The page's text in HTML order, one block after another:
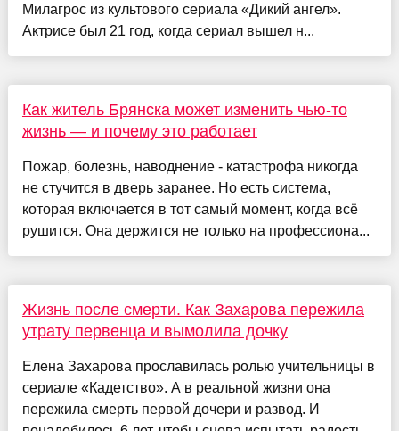
Милагрос из культового сериала «Дикий ангел».
Актрисе был 21 год, когда сериал вышел н...
Как житель Брянска может изменить чью-то
жизнь — и почему это работает
Пожар, болезнь, наводнение - катастрофа никогда
не стучится в дверь заранее. Но есть система,
которая включается в тот самый момент, когда всё
рушится. Она держится не только на профессиона...
Жизнь после смерти. Как Захарова пережила
утрату первенца и вымолила дочку
Елена Захарова прославилась ролью учительницы в
сериале «Кадетство». А в реальной жизни она
пережила смерть первой дочери и развод. И